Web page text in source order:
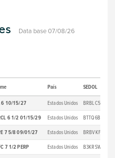
Data base 07/08/26
País SEDOL
6 10/15/27 Estados Unidos BRBLC59
6 1/2 01/15/29 Estados Unidos BTTQ6B4
7 5/8 09/01/27 Estados Unidos BRBVKF5
7 1/2 PERP Estados Unidos B3KRSW9